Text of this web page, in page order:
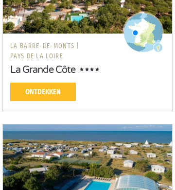
LA BARRE-DE-MONTS |
PAYS DE LA LOIRE
La Grande Côte
ONTDEKKEN